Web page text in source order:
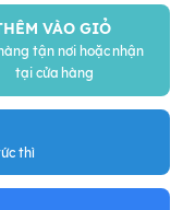
VÀO GIỎ
tận nơi hoặc nhận
tại cửa hàng
thì